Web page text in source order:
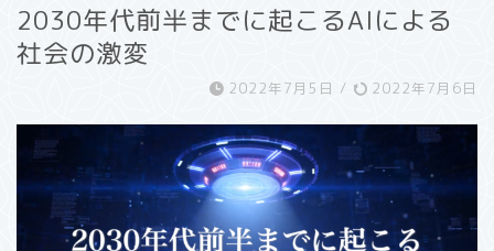
2030年代前半までに起こるAIによる
社会の激変
2022年7月5日 / 2022年7月6日